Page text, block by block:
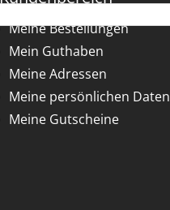
Meine Bestellungen
Mein Guthaben
Meine Adressen
Meine persönlichen Daten
Meine Gutscheine